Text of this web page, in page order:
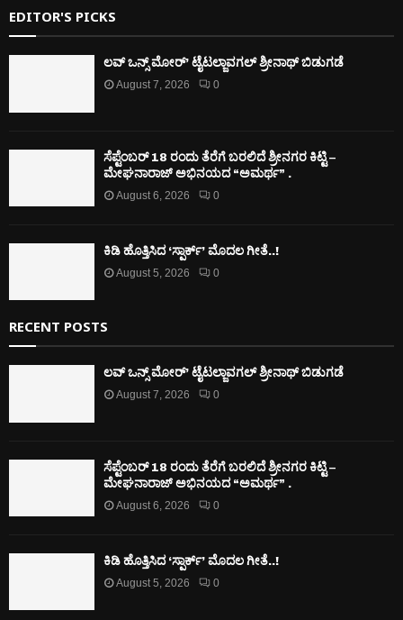
EDITOR'S PICKS
ಲವ್ ಒನ್ಸ್ ಮೋರ್’ ಟೈಟಲ್ಜಾವಗಲ್ ಶ್ರೀನಾಥ್ ಬಿಡುಗಡೆ
August 7, 2026 0
ಸೆಪ್ಟೆಂಬರ್ 18 ರಂದು ತೆರೆಗೆ ಬರಲಿದೆ ಶ್ರೀನಗರ ಕಿಟ್ಟಿ –
ಮೇಘನಾರಾಜ್ ಅಭಿನಯದ “ಅಮರ್ಥ” .
August 6, 2026 0
ಕಿಡಿ‌‌ ಹೊತ್ತಿಸಿದ ‘ಸ್ಪಾರ್ಕ್’ ಮೊದಲ‌ ಗೀತೆ..!
August 5, 2026 0
RECENT POSTS
ಲವ್ ಒನ್ಸ್ ಮೋರ್’ ಟೈಟಲ್ಜಾವಗಲ್ ಶ್ರೀನಾಥ್ ಬಿಡುಗಡೆ
August 7, 2026 0
ಸೆಪ್ಟೆಂಬರ್ 18 ರಂದು ತೆರೆಗೆ ಬರಲಿದೆ ಶ್ರೀನಗರ ಕಿಟ್ಟಿ –
ಮೇಘನಾರಾಜ್ ಅಭಿನಯದ “ಅಮರ್ಥ” .
August 6, 2026 0
ಕಿಡಿ‌‌ ಹೊತ್ತಿಸಿದ ‘ಸ್ಪಾರ್ಕ್’ ಮೊದಲ‌ ಗೀತೆ..!
August 5, 2026 0